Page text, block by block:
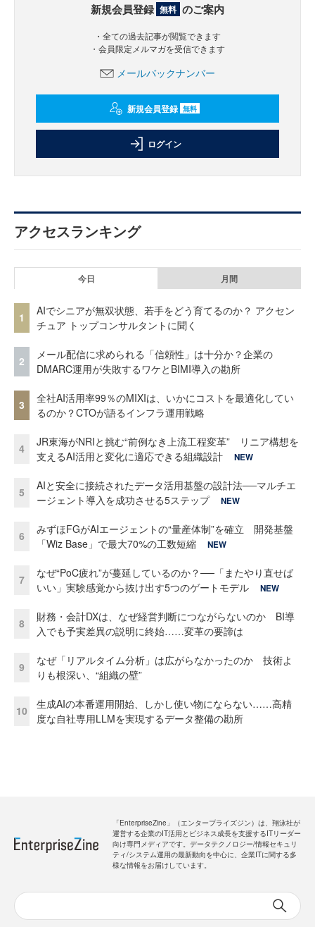
新規会員登録 無料 のご案内
・全ての過去記事が閲覧できます
・会員限定メルマガを受信できます
メールバックナンバー
新規会員登録 無料
ログイン
アクセスランキング
今日 月間
1
AIでシニアが無双状態、若手をどう育てるのか？ アクセン
チュア トップコンサルタントに聞く
2
メール配信に求められる「信頼性」は十分か？企業の
DMARC運用が失敗するワケとBIMI導入の勘所
3
全社AI活用率99％のMIXIは、いかにコストを最適化してい
るのか？CTOが語るインフラ運用戦略
4
JR東海がNRIと挑む“前例なき上流工程変革” リニア構想を
支えるAI活用と変化に適応できる組織設計
NEW
5
AIと安全に接続されたデータ活用基盤の設計法──マルチエ
ージェント導入を成功させる5ステップ
NEW
6
みずほFGがAIエージェントの“量産体制”を確立 開発基盤
「Wiz Base」で最大70%の工数短縮
NEW
7
なぜ“PoC疲れ”が蔓延しているのか？──「またやり直せば
いい」実験感覚から抜け出す5つのゲートモデル
NEW
8
財務・会計DXは、なぜ経営判断につながらないのか BI導
入でも予実差異の説明に終始……変革の要諦は
9
なぜ「リアルタイム分析」は広がらなかったのか 技術よ
りも根深い、“組織の壁”
10
生成AIの本番運用開始、しかし使い物にならない……高精
度な自社専用LLMを実現するデータ整備の勘所
「EnterpriseZine」（エンタープライズジン）は、翔泳社が
運営する企業のIT活用とビジネス成長を支援するITリーダー
向け専門メディアです。データテクノロジー/情報セキュリ
ティ/システム運用の最新動向を中心に、企業ITに関する多
様な情報をお届けしています。